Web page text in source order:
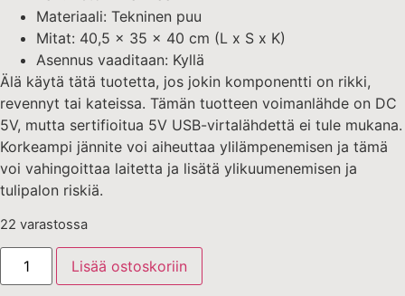
Materiaali: Tekninen puu
Mitat: 40,5 x 35 x 40 cm (L x S x K)
Asennus vaaditaan: Kyllä
Älä käytä tätä tuotetta, jos jokin komponentti on rikki,
revennyt tai kateissa. Tämän tuotteen voimanlähde on DC
5V, mutta sertifioitua 5V USB-virtalähdettä ei tule mukana.
Korkeampi jännite voi aiheuttaa ylilämpenemisen ja tämä
voi vahingoittaa laitetta ja lisätä ylikuumenemisen ja
tulipalon riskiä.
22 varastossa
Lisää ostoskoriin